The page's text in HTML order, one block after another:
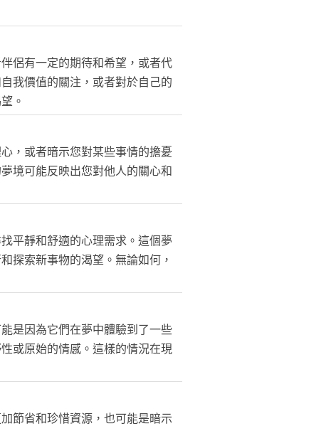
侶有一定的期待和希望，或者代
我價值的關注，或者對於自己的
。
，或者暗示您對某些事情的擔憂
境可能反映出您對他人的關心和
平靜和舒適的心理需求。這個夢
探索新事物的渴望。無論如何，
是因為它們在夢中體驗到了一些
或原始的情感。這樣的情況在現
節省和珍惜資源，也可能是暗示